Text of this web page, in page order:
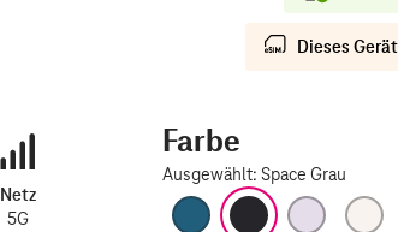
Netz
5G
Dieses
Farbe
Ausgewählt: Space Grau
Blau
Space GrauViolett